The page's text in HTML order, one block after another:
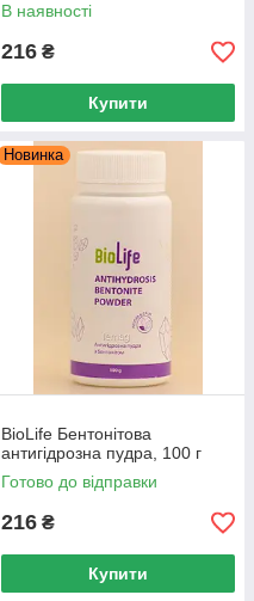
В наявності
216 ₴
Купити
Новинка
BioLife Бентонітова
антигідрозна пудра, 100 г
Готово до відправки
216 ₴
Купити